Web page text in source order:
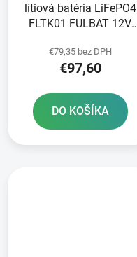
lítiová batéria LiFePO4
FLTK01 FULBAT 12V
motocykle KTM YTX5L-
BS/YTX4L-BS
€79,35 bez DPH
€97,60
DO KOŠÍKA